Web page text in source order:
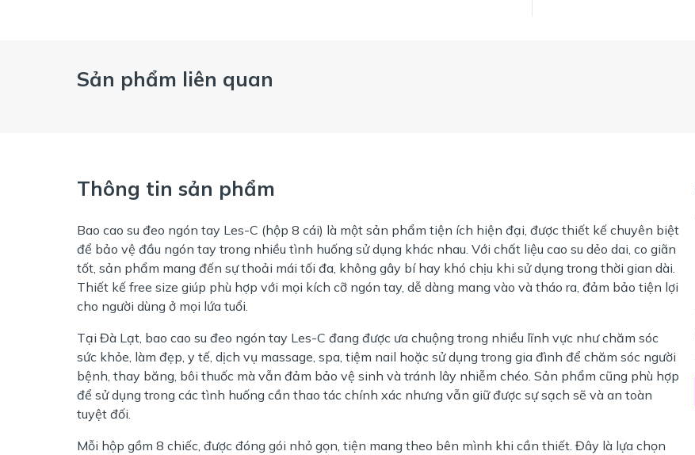
Sản phẩm liên quan
Thông tin sản phẩm
Bao cao su đeo ngón tay Les-C (hộp 8 cái) là một sản phẩm tiện ích hiện đại, được thiết kế chuyên biệt
để bảo vệ đầu ngón tay trong nhiều tình huống sử dụng khác nhau. Với chất liệu cao su dẻo dai, co giãn
tốt, sản phẩm mang đến sự thoải mái tối đa, không gây bí hay khó chịu khi sử dụng trong thời gian dài.
Thiết kế free size giúp phù hợp với mọi kích cỡ ngón tay, dễ dàng mang vào và tháo ra, đảm bảo tiện lợi
cho người dùng ở mọi lứa tuổi.
Tại Đà Lạt, bao cao su đeo ngón tay Les-C đang được ưa chuộng trong nhiều lĩnh vực như chăm sóc
sức khỏe, làm đẹp, y tế, dịch vụ massage, spa, tiệm nail hoặc sử dụng trong gia đình để chăm sóc người
bệnh, thay băng, bôi thuốc mà vẫn đảm bảo vệ sinh và tránh lây nhiễm chéo. Sản phẩm cũng phù hợp
để sử dụng trong các tình huống cần thao tác chính xác nhưng vẫn giữ được sự sạch sẽ và an toàn
tuyệt đối.
Mỗi hộp gồm 8 chiếc, được đóng gói nhỏ gọn, tiện mang theo bên mình khi cần thiết. Đây là lựa chọn